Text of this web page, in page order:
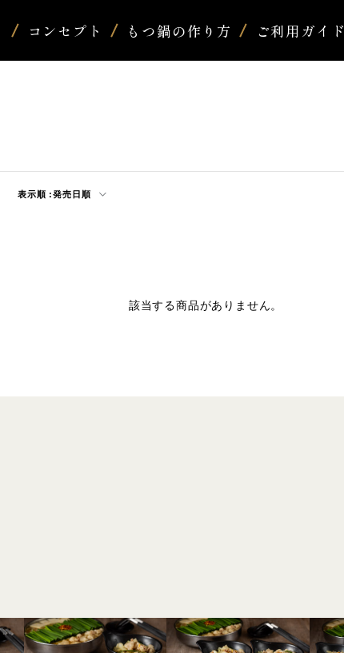
コンセプト もつ鍋の作り方 ご利用ガイド
表示順 :発売日順
該当する商品がありません。